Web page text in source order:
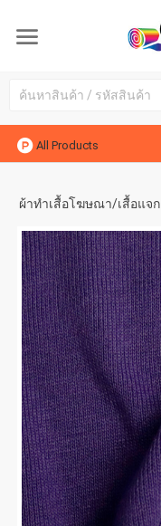
All Products
ผ้าทำเสื้อโฆษณา/เสื้อแจก